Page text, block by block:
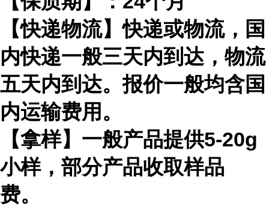
【快递物流】快递或物流，国
内快递一般三天内到达，物流
五天内到达。报价一般均含国
内运输费用。
【拿样】一般产品提供5-20g
小样，部分产品收取样品
费。